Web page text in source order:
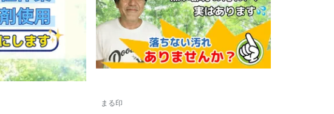
まる印